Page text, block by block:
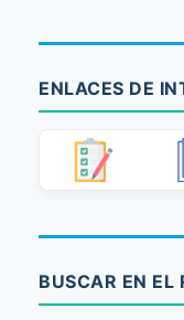
ENLACES DE
BUSCAR EN EL